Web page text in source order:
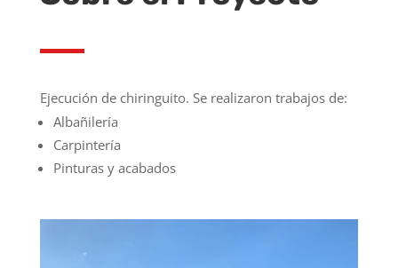
Ejecución de chiringuito. Se realizaron trabajos de:
Albañilería
Carpintería
Pinturas y acabados